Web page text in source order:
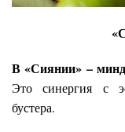
В «Сиянии» –
Это синергия с
бустера.